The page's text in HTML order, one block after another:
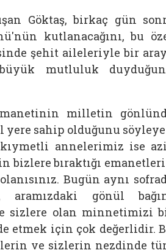
Göktaş, birkaç gün
kutlanacağını, bu
şehit aileleriyle bir
mutluluk
milletin
yere sahip olduğunu
kıymetli annelerimiz ise
bizlere bıraktığı
Bugün aynı
aramızdaki gönül
sizlere olan minnetimizi
etmek için çok değerlidir.
ve sizlerin nezdinde